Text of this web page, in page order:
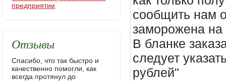
сообщить нам
заморожена
В бланке
следует
рублей"
предприятии
Отзывы
Спасибо, что так быстро и
качественно помогли, как
всегда протянул до